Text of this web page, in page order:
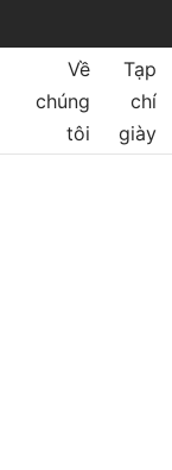
Về
chúng
tôi
Tạp
chí
giày